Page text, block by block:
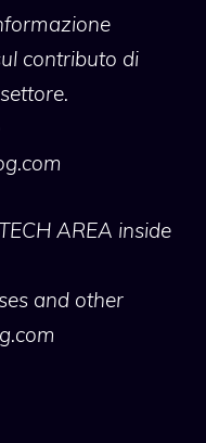
contributo di
AREA inside
and other